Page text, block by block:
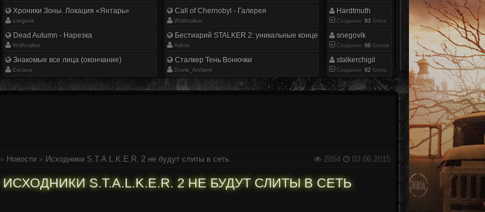
Хроники Зоны. Локация «Янтарь»
snegovik
Dead Autumn - Нарезка
Wolfstalker
Знакомые все лица (окончание)
Enclave
Call of Chernobyl - Галерея
Wolfstalker
Бестиарий STALKER 2: уникальные концепт-арты
Аdmin
Сталкер Тень Вонючки
Drone_Ambient
Hardtmuth
Созданно: 83 блога
snegovik
Созданно: 68 блогов
stalkerchigil
Созданно: 62 блога
2854 03.06.2015
» Новости » Исходники S.T.A.L.K.E.R. 2 не будут слиты в сеть
ИСХОДНИКИ S.T.A.L.K.E.R. 2 НЕ БУДУТ СЛИТЫ В СЕТЬ